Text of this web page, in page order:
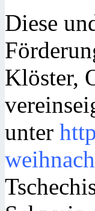
Diese
Klöster,
unter